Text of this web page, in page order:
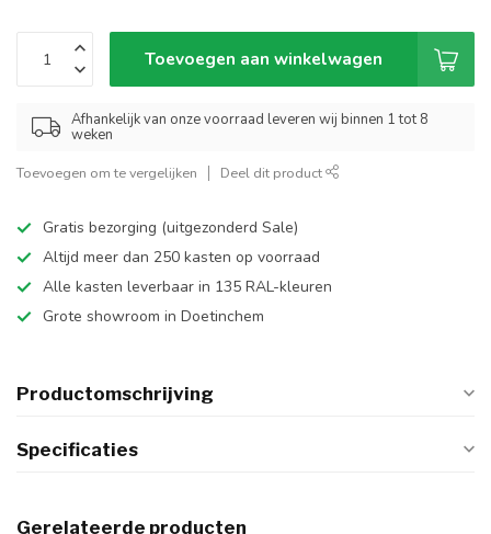
Toevoegen aan winkelwagen
Afhankelijk van onze voorraad leveren wij binnen 1 tot 8
weken
Toevoegen om te vergelijken Deel dit product
Gratis bezorging (uitgezonderd Sale)
Altijd meer dan 250 kasten op voorraad
Alle kasten leverbaar in 135 RAL-kleuren
Grote showroom in Doetinchem
Productomschrijving
Specificaties
Gerelateerde producten